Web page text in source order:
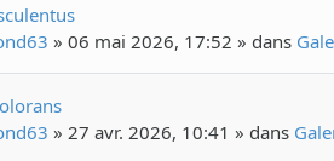
» 06 mai 2026, 17:52 » dans
» 27 avr. 2026, 10:41 » dans